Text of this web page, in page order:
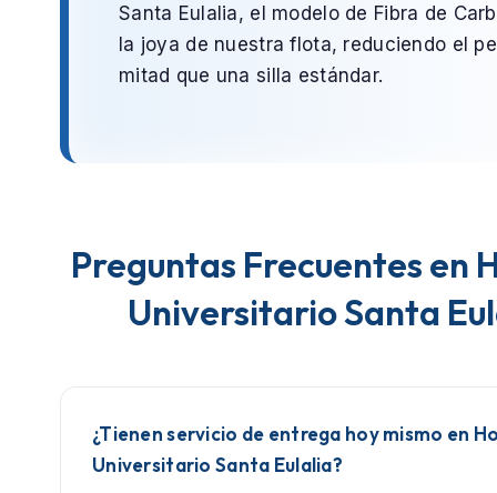
Santa Eulalia, el modelo de Fibra de
la joya de nuestra flota, reduciendo el
mitad que una silla estándar.
Preguntas Frecuentes en
Universitario Santa
¿Tienen servicio de entrega hoy mismo en
Universitario Santa Eulalia?